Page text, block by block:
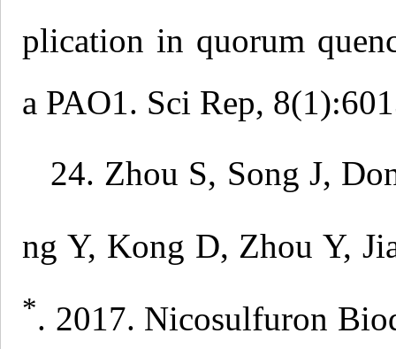
plication in quorum
a PAO1. Sci Rep,
24. Zhou S, Song J,
ng Y, Kong D, Zhou Y,
*. 2017. Nicosulfuron